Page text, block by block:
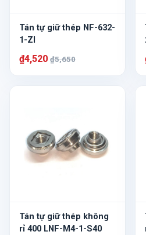
Tán tự giữ thép NF-632-
1-ZI
₫4,520 ₫5,650
Tán tự giữ thép không
rỉ 400 LNF-M4-1-S40